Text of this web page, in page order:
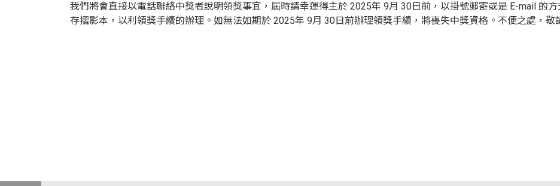
我們將會直接以電話聯絡中獎者說明領獎事宜，屆時請幸運得主於 2025年 9月 30日前，以掛號郵寄或是 E-mail 的
存摺影本，以利領獎手續的辦理。如無法如期於 2025年 9月 30日前辦理領獎手續，將喪失中獎資格。不便之處，敬